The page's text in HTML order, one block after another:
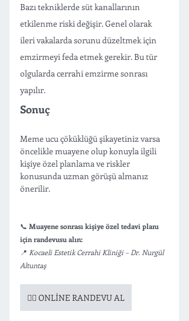
Bazı tekniklerde süt kanallarının
etkilenme riski değişir. Genel olarak
ileri vakalarda sorunu düzeltmek için
emzirmeyi feda etmek gerekir. Bu tür
olgularda cerrahi emzirme sonrası
yapılır.
Sonuç
Meme ucu çöküklüğü şikayetiniz varsa
öncelikle muayene olup konuyla ilgili
kişiye özel planlama ve riskler
konusunda uzman görüşü almanız
önerilir.
📞 Muayene sonrası kişiye özel tedavi planı
için randevusu alın:
📍 Kocaeli Estetik Cerrahi Kliniği – Dr. Nurgül
Altuntaş
👉🏻 ONLİNE RANDEVU AL